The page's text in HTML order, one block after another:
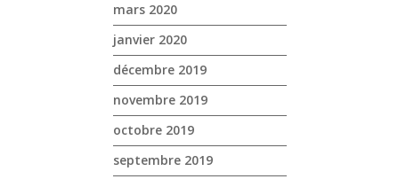
mars 2020
janvier 2020
décembre 2019
novembre 2019
octobre 2019
septembre 2019